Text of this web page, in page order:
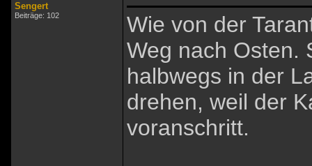
Sengert
Beiträge: 102
Wie von der
Weg nach Osten.
halbwegs in der
drehen, weil der
voranschritt.